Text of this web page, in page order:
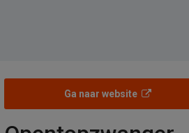
Ga naar website